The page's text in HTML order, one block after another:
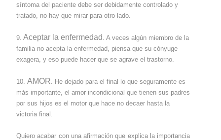
síntoma del paciente debe ser debidamente controlado y
tratado, no hay que mirar para otro lado.
9. Aceptar la enfermedad . A veces algún miembro de la
familia no acepta la enfermedad, piensa que su cónyuge
exagera, y eso puede hacer que se agrave el trastorno.
10. AMOR . He dejado para el final lo que seguramente es
más importante, el amor incondicional que tienen sus padres
por sus hijos es el motor que hace no decaer hasta la
victoria final.
Quiero acabar con una afirmación que explica la importancia